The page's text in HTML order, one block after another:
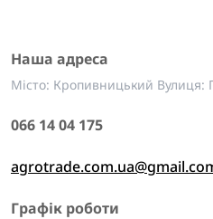
Наша адреса
Місто: Кропивницький Вулиця:
066 14 04 175
Графік роботи